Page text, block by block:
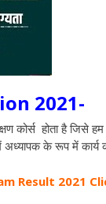
2021-
कोर्स होता है
के रूप में
Result 2021